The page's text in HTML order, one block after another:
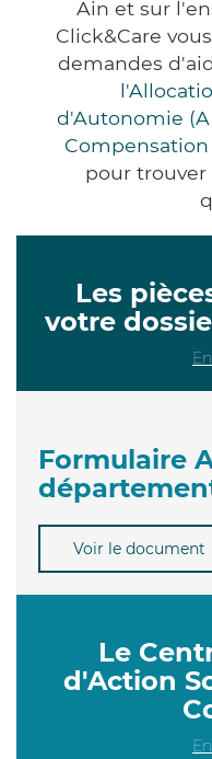
Ain et sur
Click&Care
demandes
d'Autonomie
pour
Les
votre
Formulaire
Voir le document
Le
d'Action